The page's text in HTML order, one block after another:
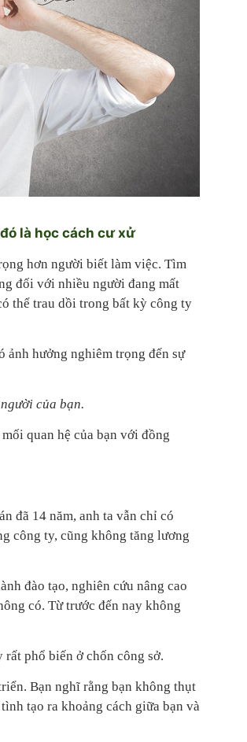
là học cách cư xử
hơn người biết làm việc. Tìm
đối với nhiều người đang mất
thể trau dồi trong bất kỳ công ty
ảnh hưởng nghiêm trọng đến sự
của bạn.
quan hệ của bạn với đồng
đã 14 năm, anh ta vẫn chỉ có
công ty, cũng không tăng lương
đào tạo, nghiên cứu nâng cao
có. Từ trước đến nay không
phổ biến ở chốn công sở.
Bạn nghĩ rằng bạn không thụt
tạo ra khoảng cách giữa bạn và